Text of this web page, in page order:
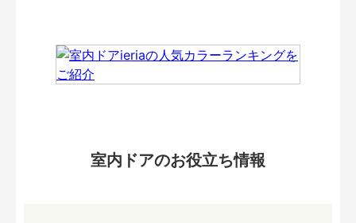
室内ドアのお役立ち情報